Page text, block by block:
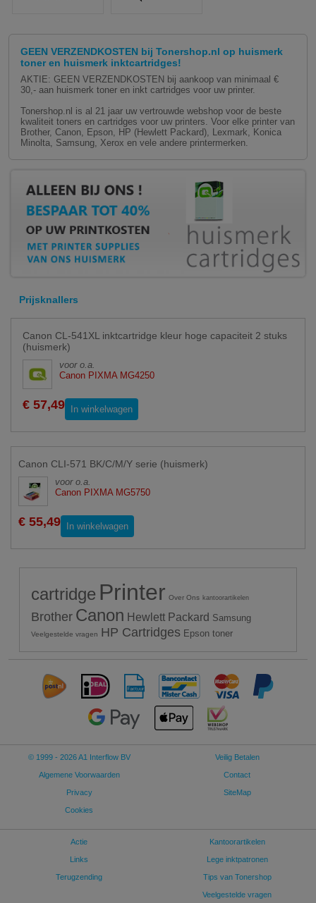
GEEN VERZENDKOSTEN bij Tonershop.nl op huismerk
toner en huismerk inktcartridges!
AKTIE: GEEN VERZENDKOSTEN bij aankoop van minimaal €
30,- aan huismerk toner en inkt cartridges voor uw printer.
Tonershop.nl is al 21 jaar uw vertrouwde webshop voor de beste
kwaliteit toners en cartridges voor uw printers. Voor elke printer van
Brother, Canon, Epson, HP (Hewlett Packard), Lexmark, Konica
Minolta, Samsung, Xerox en vele andere printermerken.
Prijsknallers
Canon CL-541XL inktcartridge kleur hoge capaciteit 2 stuks
(huismerk)
voor o.a.
Canon PIXMA MG4250
€ 57,49 In winkelwagen
Canon CLI-571 BK/C/M/Y serie (huismerk)
voor o.a.
Canon PIXMA MG5750
€ 55,49 In winkelwagen
cartridge Printer Over Ons kantoorartikelen
Brother Canon Hewlett Packard Samsung
Veelgestelde vragen HP Cartridges Epson toner
© 1999 - 2026 A1 Interflow BV
Algemene Voorwaarden
Privacy
Cookies
Veilig Betalen
Contact
SiteMap
Actie
Links
Terugzending
Kantoorartikelen
Lege inktpatronen
Tips van Tonershop
Veelgestelde vragen